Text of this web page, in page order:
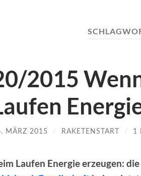
2015
MÄRZ 2015 / RAKETENSTART / 1
Laufen Energie erzeugen: